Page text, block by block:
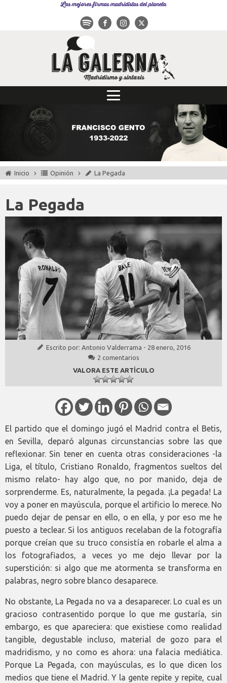
Las mejores firmas madridistas del planeta
Inicio Opinión La Pegada
La Pegada
Escrito por: Antonio Valderrama - 28 enero, 2016
2 comentarios
VALORA ESTE ARTÍCULO
El partido que el domingo jugó el Madrid contra el Betis,
en Sevilla, deparó algunas circunstancias sobre las que
reflexionar. Sin tener en cuenta otras consideraciones -la
Liga, el título, Cristiano Ronaldo, fragmentos sueltos del
mismo relato- hay algo que, no por manido, deja de
sorprenderme. Es, naturalmente, la pegada. ¡La pegada! La
voy a poner en mayúscula, porque el artificio lo merece. No
puedo dejar de pensar en ello, o en ella, y por eso me he
puesto a teclear. Si los antiguos recelaban de la fotografía
porque creían que su truco consistía en robarle el alma a
los fotografiados, a veces yo me dejo llevar por la
superstición: si algo que me atormenta se transforma en
palabras, negro sobre blanco desaparece.
No obstante, La Pegada no va a desaparecer. Lo cual es un
gracioso contrasentido porque lo que me gustaría, sin
embargo, es que apareciera: que existiese como realidad
tangible, degustable incluso, material de gozo para el
madridismo, y no como es ahora: una falacia mediática.
Porque La Pegada, con mayúsculas, es lo que dicen los
medios que tiene el Madrid. Y la gente repite y repite, cual